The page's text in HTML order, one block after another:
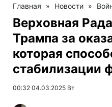
Главная » Новости »
Верховная
Трампа за
которая
стабилизации
00:32 04.03.2025 Вт